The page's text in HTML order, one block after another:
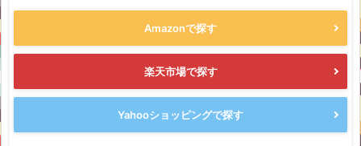
Amazonで探す
楽天市場で探す
Yahooショッピングで探す